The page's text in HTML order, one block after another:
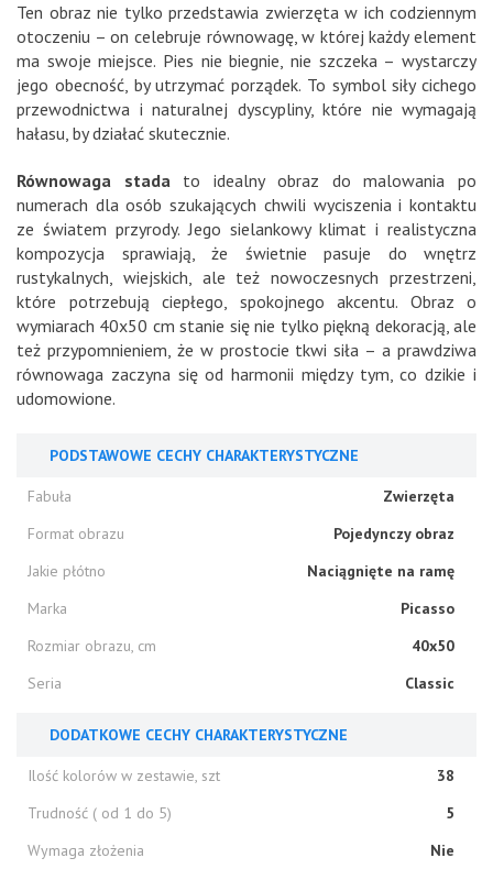
Ten obraz nie tylko przedstawia zwierzęta w ich codziennym
otoczeniu – on celebruje równowagę, w której każdy element
ma swoje miejsce. Pies nie biegnie, nie szczeka – wystarczy
jego obecność, by utrzymać porządek. To symbol siły cichego
przewodnictwa i naturalnej dyscypliny, które nie wymagają
hałasu, by działać skutecznie.
Równowaga stadato idealny obraz do malowania po
numerach dla osób szukających chwili wyciszenia i kontaktu
ze światem przyrody. Jego sielankowy klimat i realistyczna
kompozycja sprawiają, że świetnie pasuje do wnętrz
rustykalnych, wiejskich, ale też nowoczesnych przestrzeni,
które potrzebują ciepłego, spokojnego akcentu. Obraz o
wymiarach 40x50 cm stanie się nie tylko piękną dekoracją, ale
też przypomnieniem, że w prostocie tkwi siła – a prawdziwa
równowaga zaczyna się od harmonii między tym, co dzikie i
udomowione.
PODSTAWOWE CECHY CHARAKTERYSTYCZNE
Fabuła
Zwierzęta
Format obrazu
Pojedynczy obraz
Jakie płótno
Naciągnięte na ramę
Marka
Picasso
Rozmiar obrazu, cm
40x50
Seria
Classic
DODATKOWE CECHY CHARAKTERYSTYCZNE
Ilość kolorów w zestawie, szt
38
Trudność ( od 1 do 5)
5
Wymaga złożenia
Nie